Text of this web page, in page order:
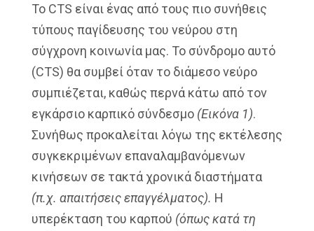
Το CTS είναι ένας από τους πιο συνήθεις
τύπους παγίδευσης του νεύρου στη
σύγχρονη κοινωνία μας. Το σύνδρομο αυτό
(CTS) θα συμβεί όταν το διάμεσο νεύρο
συμπιέζεται, καθώς περνά κάτω από τον
εγκάρσιο καρπικό σύνδεσμο (Εικόνα 1).
Συνήθως προκαλείται λόγω της εκτέλεσης
συγκεκριμένων επαναλαμβανόμενων
κινήσεων σε τακτά χρονικά διαστήματα
(π.χ. απαιτήσεις επαγγέλματος). Η
υπερέκταση του καρπού (όπως κατά τη